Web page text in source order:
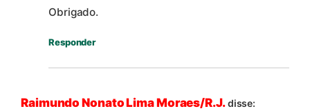
Obrigado.
Responder
Raimundo Nonato Lima Moraes/R.J.disse: